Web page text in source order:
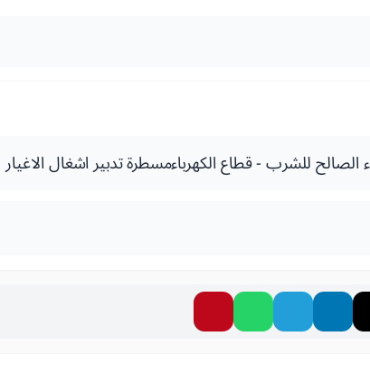
الصالح للشرب - قطاع الكهرباءمسطرة تدبير اشغال الاغيار